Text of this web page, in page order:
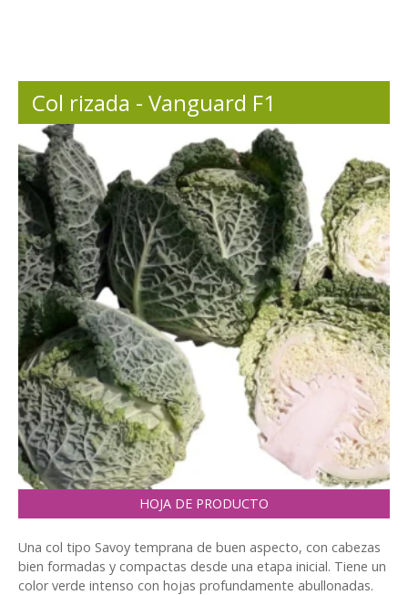
Col rizada - Vanguard F1
HOJA DE PRODUCTO
Una col tipo Savoy temprana de buen aspecto, con cabezas
bien formadas y compactas desde una etapa inicial. Tiene un
color verde intenso con hojas profundamente abullonadas.